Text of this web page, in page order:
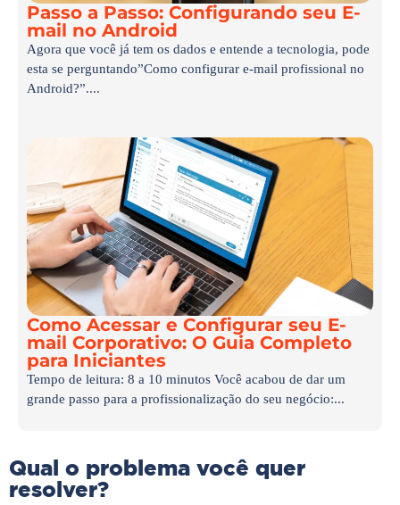
Passo a Passo: Configurando seu E-
mail no Android
Agora que você já tem os dados e entende a tecnologia, pode
esta se perguntando”Como configurar e-mail profissional no
Android?”....
Como Acessar e Configurar seu E-
mail Corporativo: O Guia Completo
para Iniciantes
Tempo de leitura: 8 a 10 minutos Você acabou de dar um
grande passo para a profissionalização do seu negócio:...
Qual o problema você quer
resolver?